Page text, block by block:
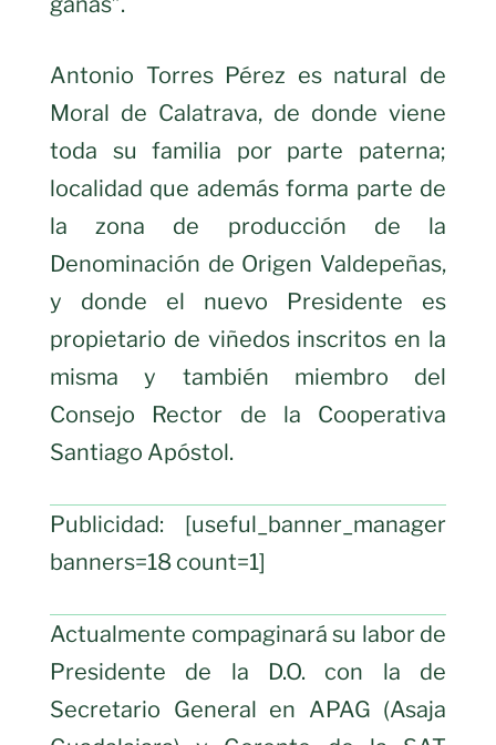
Antonio Torres Pérez es natural de
Moral de Calatrava, de donde viene
toda su familia por parte paterna;
localidad que además forma parte de
la zona de producción de la
Denominación de Origen Valdepeñas,
y donde el nuevo Presidente es
propietario de viñedos inscritos en la
misma y también miembro del
Consejo Rector de la Cooperativa
Santiago Apóstol.
Publicidad: [useful_banner_manager
banners=18 count=1]
Actualmente compaginará su labor de
Presidente de la D.O. con la de
Secretario General en APAG (Asaja